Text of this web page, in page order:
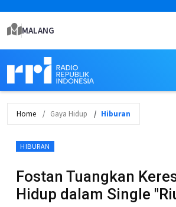
MALANG
Home Gaya Hidup Hiburan
HIBURAN
Fostan Tuangkan
Hidup dalam Single